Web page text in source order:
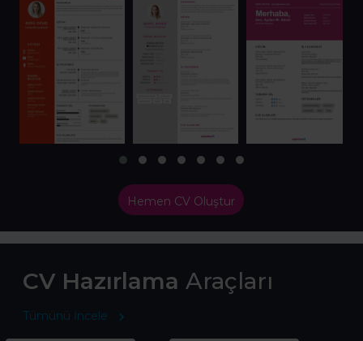
Hemen CV Oluştur
CV Hazırlama Araçları
Tümünü İncele